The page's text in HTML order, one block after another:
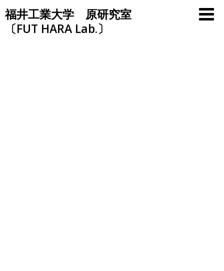
Skip
to
content
福井工業大学 原研究室
〔FUT HARA Lab.〕